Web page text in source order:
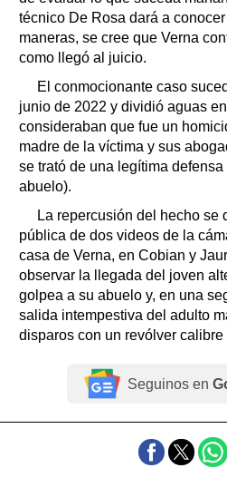
técnico De Rosa dará a
maneras, se cree que Verna
como llegó al juicio.
El conmocionante caso
junio de 2022 y dividió aguas
consideraban que fue un
madre de la víctima y sus
se trató de una legítima defensa
abuelo).
La repercusión del hecho se
pública de dos videos de la
casa de Verna, en Cobian y
observar la llegada del joven
golpea a su abuelo y, en una
salida intempestiva del adulto
disparos con un revólver calibre
Seguinos en